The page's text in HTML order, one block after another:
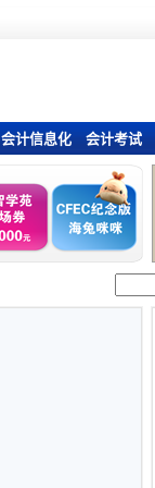
会计信息化 会计考试